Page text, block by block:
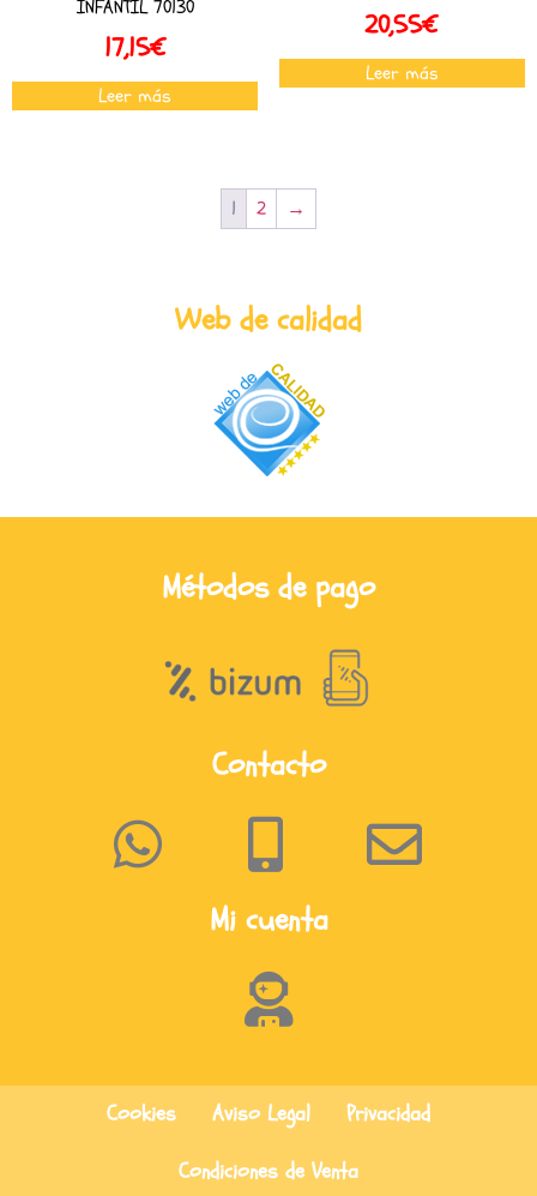
INFANTIL 70130
17,15€
Leer más
20,55€
Leer más
1 2 →
Web de calidad
Métodos de pago
Contacto
Mi cuenta
Cookies Aviso Legal
Privacidad
Condiciones de Venta